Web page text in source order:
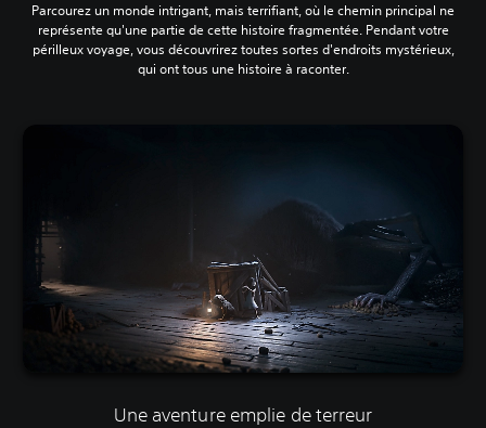
Parcourez un monde intrigant, mais terrifiant, où le chemin principal ne
représente qu'une partie de cette histoire fragmentée. Pendant votre
périlleux voyage, vous découvrirez toutes sortes d'endroits mystérieux,
qui ont tous une histoire à raconter.
Une aventure emplie de terreur